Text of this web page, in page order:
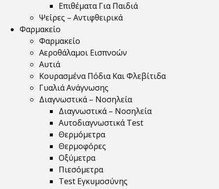
Επιθέματα Για Παιδιά
Ψείρες – Αντιφθειρικά
Φαρμακείο
Φαρμακείο
Αεροθάλαμοι Εισπνοών
Αυτιά
Κουρασμένα Πόδια Και Φλεβίτιδα
Γυαλιά Ανάγνωσης
Διαγνωστικά – Νοσηλεία
Διαγνωστικά – Νοσηλεία
Αυτοδιαγνωστικά Test
Θερμόμετρα
Θερμοφόρες
Οξύμετρα
Πιεσόμετρα
Test Εγκυμοσύνης